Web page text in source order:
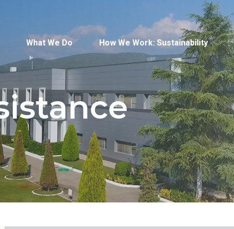
What We Do How We Work: Sustainability